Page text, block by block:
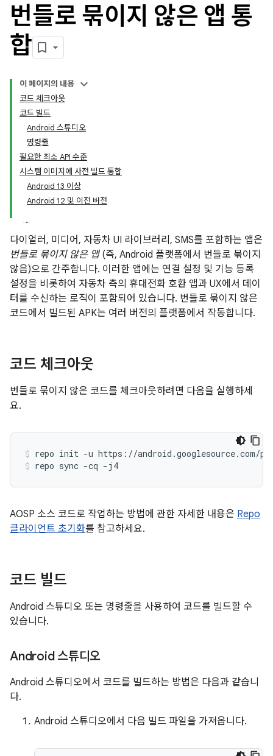
번들로 묶이지 않은 앱 통
합
이 페이지의 내용
코드 체크아웃
코드 빌드
Android 스튜디오
명령줄
필요한 최소 API 수준
시스템 이미지에 사전 빌드 통합
Android 13 이상
Android 12 및 이전 버전
다이얼러, 미디어, 자동차 UI 라이브러리, SMS를 포함하는 앱은
번들로 묶이지 않은 앱(즉, Android 플랫폼에서 번들로 묶이지
않음)으로 간주합니다. 이러한 앱에는 연결 설정 및 기능 등록
설정을 비롯하여 자동차 측의 휴대전화 호환 앱과 UX에서 데이
터를 수신하는 로직이 포함되어 있습니다. 번들로 묶이지 않은
코드에서 빌드된 APK는 여러 버전의 플랫폼에서 작동합니다.
코드 체크아웃
번들로 묶이지 않은 코드를 체크아웃하려면 다음을 실행하세
요.
repo init -u https://android.googlesource.com/
repo sync -cq -j4
AOSP 소스 코드로 작업하는 방법에 관한 자세한 내용은 Repo
클라이언트 초기화를 참고하세요.
코드 빌드
Android 스튜디오 또는 명령줄을 사용하여 코드를 빌드할 수
있습니다.
Android 스튜디오
Android 스튜디오에서 코드를 빌드하는 방법은 다음과 같습니
다.
Android 스튜디오에서 다음 빌드 파일을 가져옵니다.